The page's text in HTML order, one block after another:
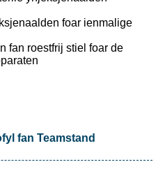
foar ienmalige
fan roestfrij stiel foar de
fan Teamstand